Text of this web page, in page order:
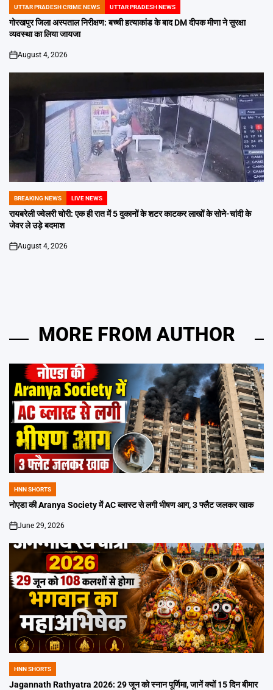
POSTED
IN
UTTAR PRADESH CRIME NEWS UTTAR PRADESH NEWS
गोरखपुर जिला अस्पताल निरीक्षण: बच्ची हत्याकांड के बाद DM दीपक मीणा ने सुरक्षा
व्यवस्था का लिया जायजा
on
August 4, 2026
POSTED
IN
BREAKING NEWS LIVE NEWS
रायबरेली ज्वेलरी चोरी: एक ही रात में 5 दुकानों के शटर काटकर लाखों के सोने-चांदी के
जेवर ले उड़े बदमाश
on
August 4, 2026
MORE FROM AUTHOR
POSTED
IN
HNN SHORTS
नोएडा की Aranya Society में AC ब्लास्ट से लगी भीषण आग, 3 फ्लैट जलकर खाक
on
June 29, 2026
POSTED
IN
HNN SHORTS
Jagannath Rathyatra 2026: 29 जून को स्नान पूर्णिमा, जानें क्यों 15 दिन बीमार